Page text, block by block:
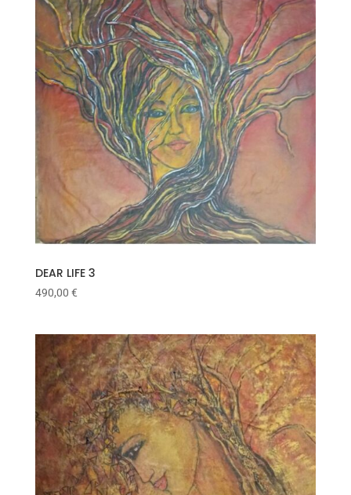
DEAR LIFE 3
490,00 €